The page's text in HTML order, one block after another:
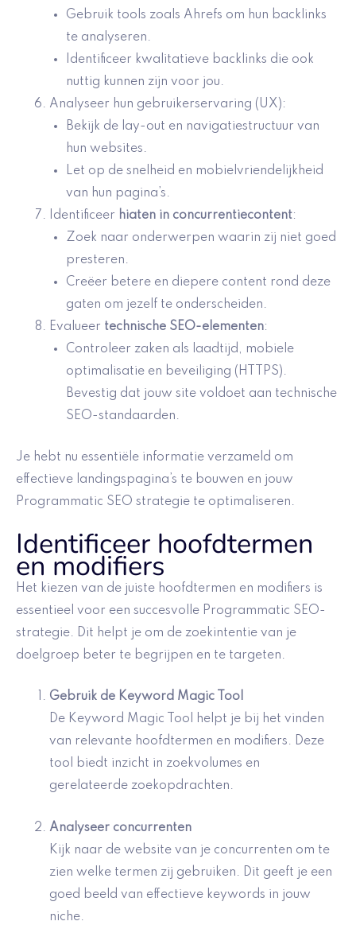
Gebruik tools zoals Ahrefs om hun backlinks
te analyseren.
Identificeer kwalitatieve backlinks die ook
nuttig kunnen zijn voor jou.
Analyseer hun gebruikerservaring (UX):
Bekijk de lay-out en navigatiestructuur van
hun websites.
Let op de snelheid en mobielvriendelijkheid
van hun pagina’s.
Identificeer hiaten in concurrentiecontent:
Zoek naar onderwerpen waarin zij niet goed
presteren.
Creëer betere en diepere content rond deze
gaten om jezelf te onderscheiden.
Evalueer technische SEO-elementen:
Controleer zaken als laadtijd, mobiele
optimalisatie en beveiliging (HTTPS).
Bevestig dat jouw site voldoet aan technische
SEO-standaarden.
Je hebt nu essentiële informatie verzameld om
effectieve landingspagina’s te bouwen en jouw
Programmatic SEO strategie te optimaliseren.
Identificeer hoofdtermen
en modifiers
Het kiezen van de juiste hoofdtermen en modifiers is
essentieel voor een succesvolle Programmatic SEO-
strategie. Dit helpt je om de zoekintentie van je
doelgroep beter te begrijpen en te targeten.
Gebruik de Keyword Magic Tool
De Keyword Magic Tool helpt je bij het vinden
van relevante hoofdtermen en modifiers. Deze
tool biedt inzicht in zoekvolumes en
gerelateerde zoekopdrachten.
Analyseer concurrenten
Kijk naar de website van je concurrenten om te
zien welke termen zij gebruiken. Dit geeft je een
goed beeld van effectieve keywords in jouw
niche.